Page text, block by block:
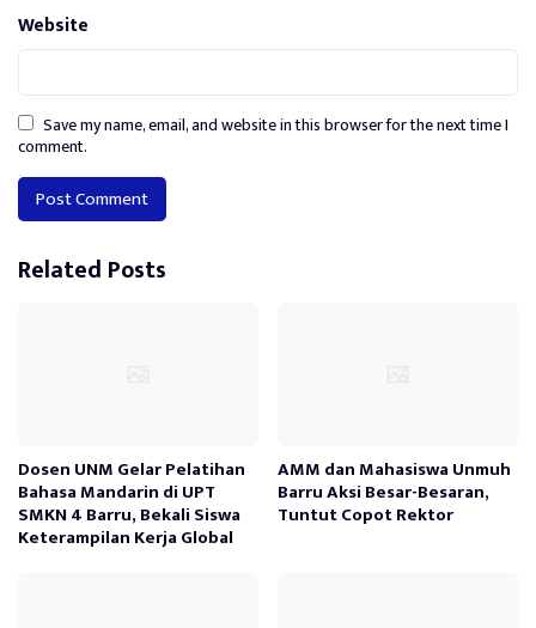
Website
Save my name, email, and website in this browser for the next time I
comment.
Alternative:
Related Posts
Dosen UNM Gelar Pelatihan
Bahasa Mandarin di UPT
SMKN 4 Barru, Bekali Siswa
Keterampilan Kerja Global
AMM dan Mahasiswa Unmuh
Barru Aksi Besar-Besaran,
Tuntut Copot Rektor